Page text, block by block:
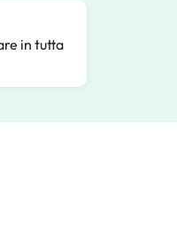
in tutta